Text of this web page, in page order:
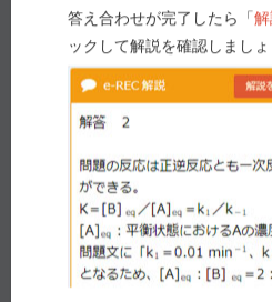
答え合わせが完了したら「
ックして解説を確認しましょ
Myメモ -0/ 1,000
解説動画作成を要望！
前の問へ